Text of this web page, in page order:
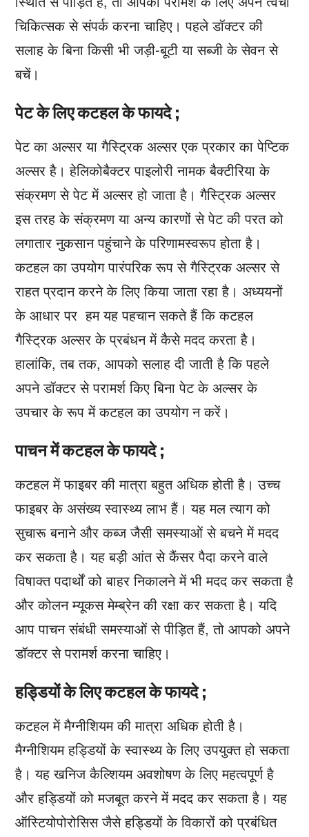
चिकित्सक से संपर्क करना चाहिए। पहले डॉक्टर की
सलाह के बिना किसी भी जड़ी-बूटी या सब्जी के सेवन से
बचें।
पेट के लिए कटहल के फायदे ;
पेट का अल्सर या गैस्ट्रिक अल्सर एक प्रकार का पेप्टिक
अल्सर है। हेलिकोबैक्टर पाइलोरी नामक बैक्टीरिया के
संक्रमण से पेट में अल्सर हो जाता है। गैस्ट्रिक अल्सर
इस तरह के संक्रमण या अन्य कारणों से पेट की परत को
लगातार नुकसान पहुंचाने के परिणामस्वरूप होता है।
कटहल का उपयोग पारंपरिक रूप से गैस्ट्रिक अल्सर से
राहत प्रदान करने के लिए किया जाता रहा है। अध्ययनों
के आधार पर हम यह पहचान सकते हैं कि कटहल
गैस्ट्रिक अल्सर के प्रबंधन में कैसे मदद करता है।
हालांकि, तब तक, आपको सलाह दी जाती है कि पहले
अपने डॉक्टर से परामर्श किए बिना पेट के अल्सर के
उपचार के रूप में कटहल का उपयोग न करें।
पाचन में कटहल के फायदे ;
कटहल में फाइबर की मात्रा बहुत अधिक होती है। उच्च
फाइबर के असंख्य स्वास्थ्य लाभ हैं। यह मल त्याग को
सुचारू बनाने और कब्ज जैसी समस्याओं से बचने में मदद
कर सकता है। यह बड़ी आंत से कैंसर पैदा करने वाले
विषाक्त पदार्थों को बाहर निकालने में भी मदद कर सकता है
और कोलन म्यूकस मेम्ब्रेन की रक्षा कर सकता है। यदि
आप पाचन संबंधी समस्याओं से पीड़ित हैं, तो आपको अपने
डॉक्टर से परामर्श करना चाहिए।
हड्डियों के लिए कटहल के फायदे ;
कटहल में मैग्नीशियम की मात्रा अधिक होती है।
मैग्नीशियम हड्डियों के स्वास्थ्य के लिए उपयुक्त हो सकता
है। यह खनिज कैल्शियम अवशोषण के लिए महत्वपूर्ण है
और हड्डियों को मजबूत करने में मदद कर सकता है। यह
ऑस्टियोपोरोसिस जैसे हड्डियों के विकारों को प्रबंधित